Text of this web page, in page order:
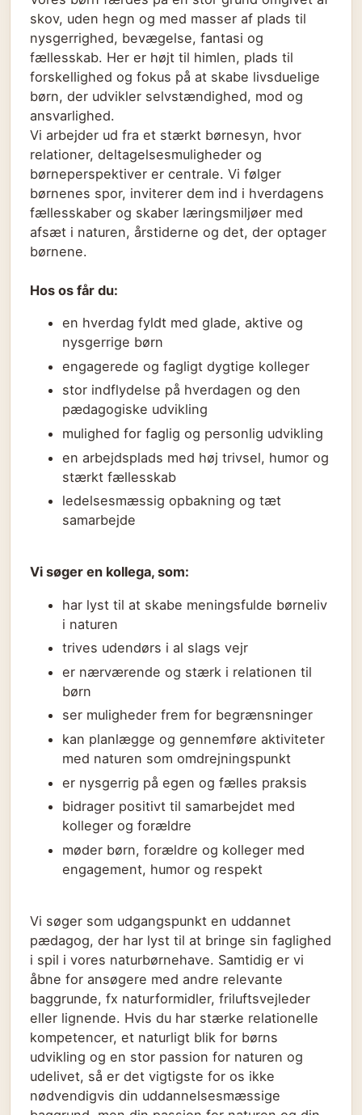
skov, uden hegn og med masser af plads til
nysgerrighed, bevægelse, fantasi og
fællesskab. Her er højt til himlen, plads til
forskellighed og fokus på at skabe livsduelige
børn, der udvikler selvstændighed, mod og
ansvarlighed.
Vi arbejder ud fra et stærkt børnesyn, hvor
relationer, deltagelsesmuligheder og
børneperspektiver er centrale. Vi følger
børnenes spor, inviterer dem ind i hverdagens
fællesskaber og skaber læringsmiljøer med
afsæt i naturen, årstiderne og det, der optager
børnene.
Hos os får du:
en hverdag fyldt med glade, aktive og
nysgerrige børn
engagerede og fagligt dygtige kolleger
stor indflydelse på hverdagen og den
pædagogiske udvikling
mulighed for faglig og personlig udvikling
en arbejdsplads med høj trivsel, humor og
stærkt fællesskab
ledelsesmæssig opbakning og tæt
samarbejde
Vi søger en kollega, som:
har lyst til at skabe meningsfulde børneliv
i naturen
trives udendørs i al slags vejr
er nærværende og stærk i relationen til
børn
ser muligheder frem for begrænsninger
kan planlægge og gennemføre aktiviteter
med naturen som omdrejningspunkt
er nysgerrig på egen og fælles praksis
bidrager positivt til samarbejdet med
kolleger og forældre
møder børn, forældre og kolleger med
engagement, humor og respekt
Vi søger som udgangspunkt en uddannet
pædagog, der har lyst til at bringe sin faglighed
i spil i vores naturbørnehave. Samtidig er vi
åbne for ansøgere med andre relevante
baggrunde, fx naturformidler, friluftsvejleder
eller lignende. Hvis du har stærke relationelle
kompetencer, et naturligt blik for børns
udvikling og en stor passion for naturen og
udelivet, så er det vigtigste for os ikke
nødvendigvis din uddannelsesmæssige